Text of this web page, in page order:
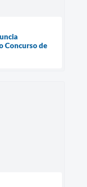
Concurso de